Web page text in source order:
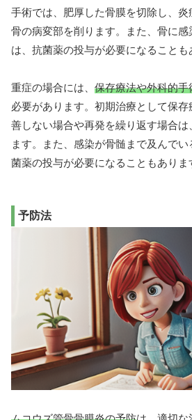
手術では、肥厚した骨膜を切除し、炎
骨の病変部を削ります。また、骨に
は、抗菌薬の投与が必要になることも
重症の場合には、 保存療法や外科的
必要があります。初期治療として保
善しない場合や再発を繰り返す場合は
ます。また、感染が骨髄まで及んで
菌薬の投与が必要になることもありま
予防法